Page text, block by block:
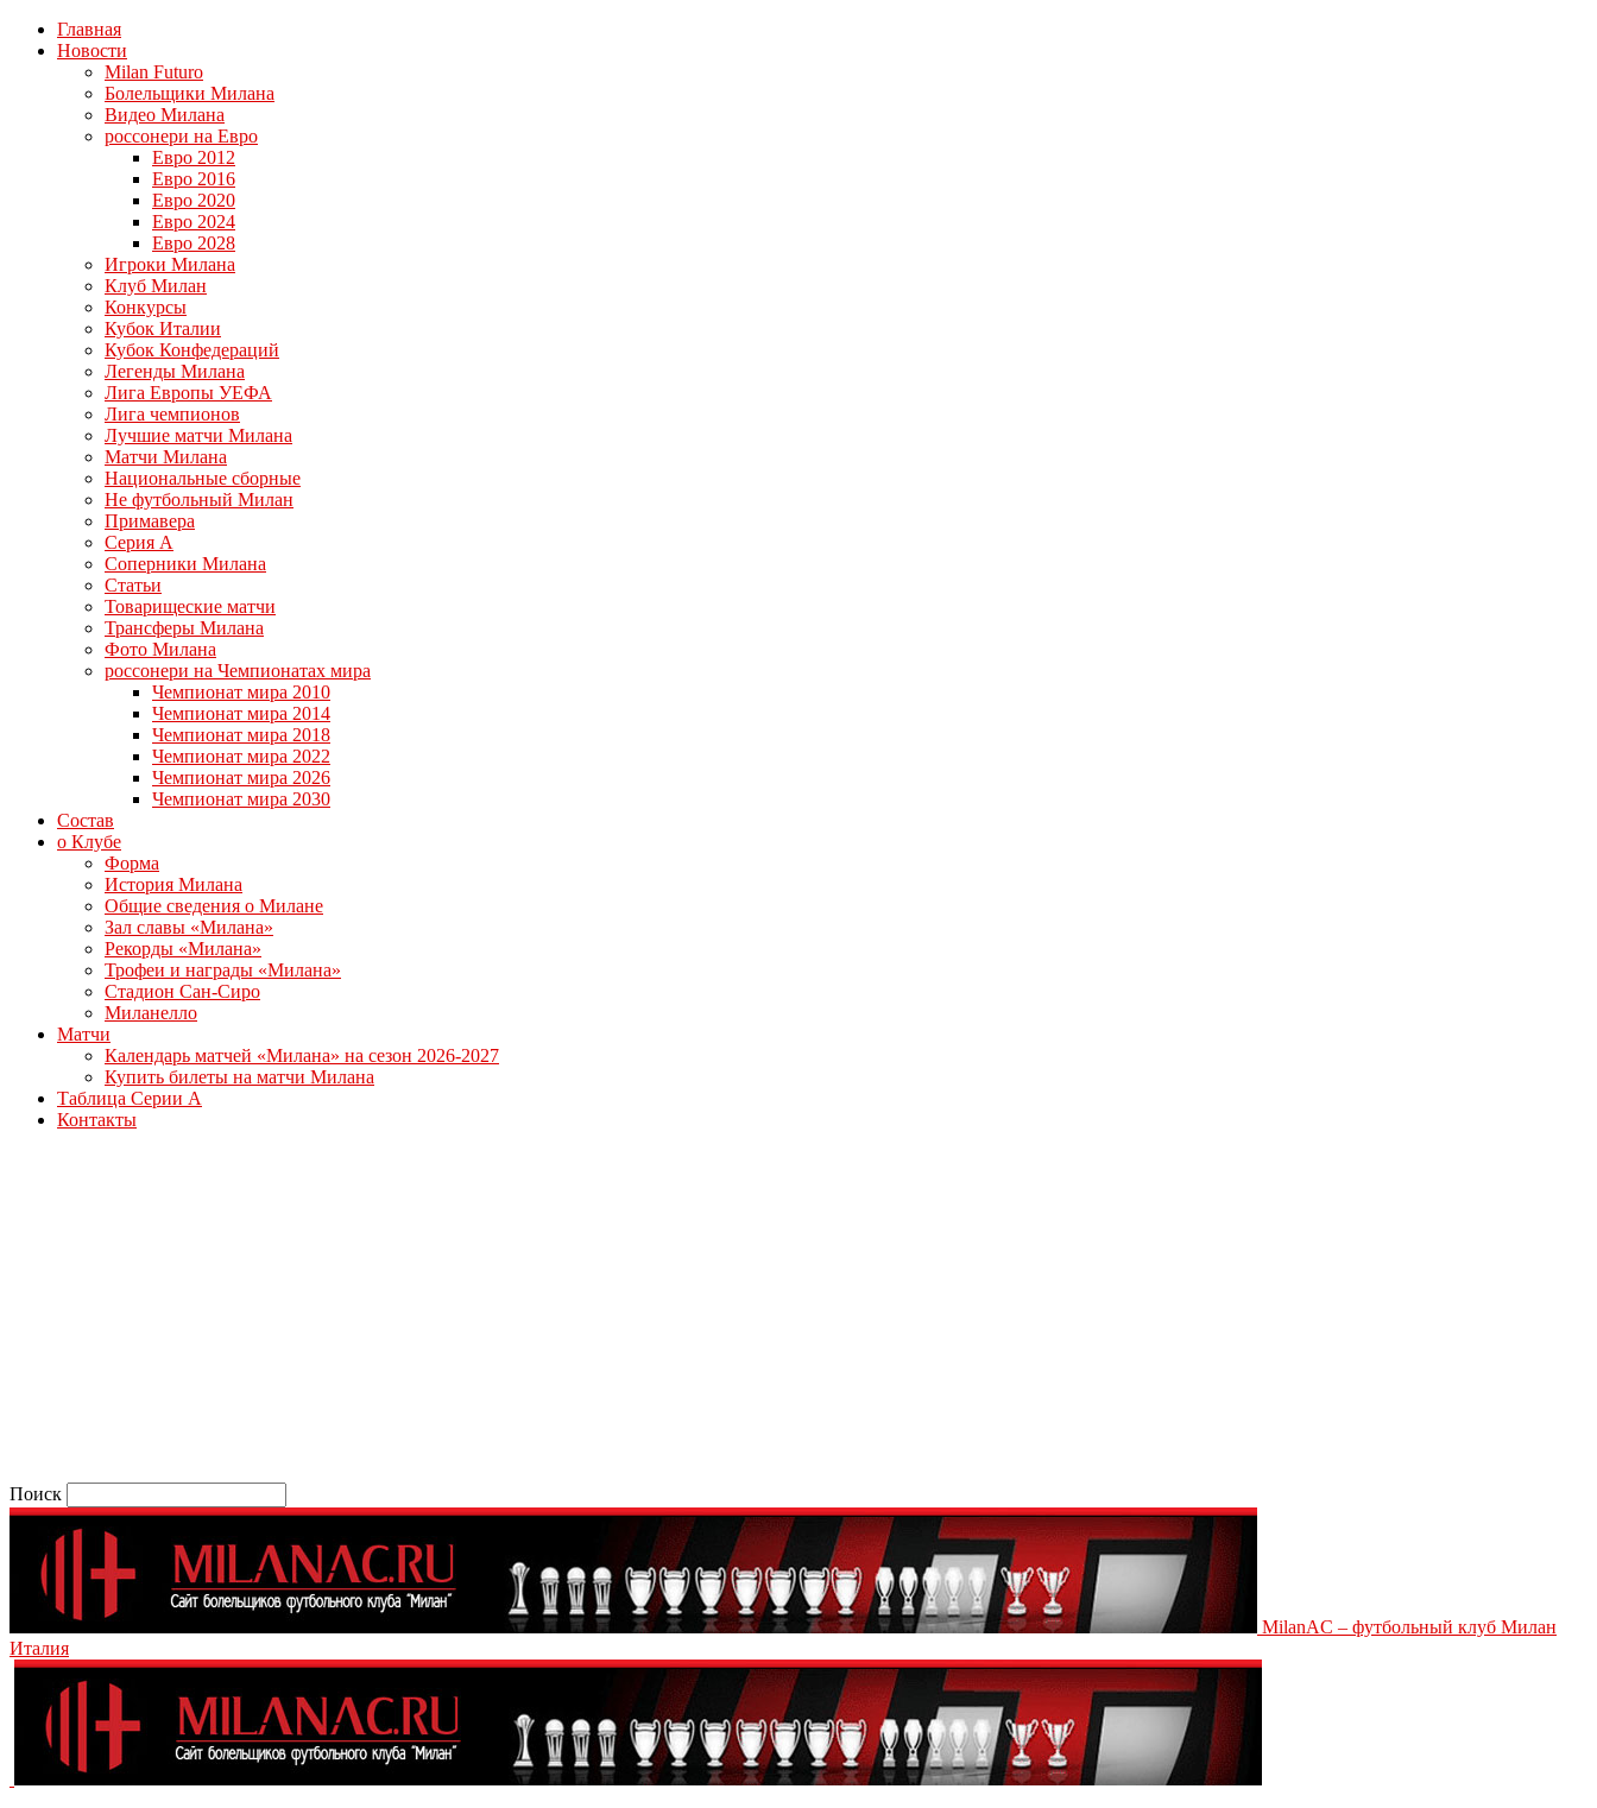
Главная
Новости
Milan Futuro
Болельщики Милана
Видео Милана
россонери на Евро
Евро 2012
Евро 2016
Евро 2020
Евро 2024
Евро 2028
Игроки Милана
Клуб Милан
Конкурсы
Кубок Италии
Кубок Конфедераций
Легенды Милана
Лига Европы УЕФА
Лига чемпионов
Лучшие матчи Милана
Матчи Милана
Национальные сборные
Не футбольный Милан
Примавера
Серия А
Соперники Милана
Статьи
Товарищеские матчи
Трансферы Милана
Фото Милана
россонери на Чемпионатах мира
Чемпионат мира 2010
Чемпионат мира 2014
Чемпионат мира 2018
Чемпионат мира 2022
Чемпионат мира 2026
Чемпионат мира 2030
Состав
о Клубе
Форма
История Милана
Общие сведения о Милане
Зал славы «Милана»
Рекорды «Милана»
Трофеи и награды «Милана»
Стадион Сан-Сиро
Миланелло
Матчи
Календарь матчей «Милана» на сезон 2026-2027
Купить билеты на матчи Милана
Таблица Серии А
Контакты
Поиск
MilanAC – футбольный клуб Милан
Италия